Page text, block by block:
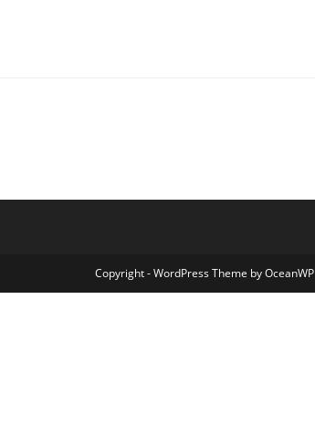
Copyright - WordPress Theme by OceanWP